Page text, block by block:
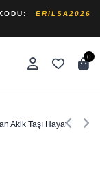
ERILSA2026
0
Akik Taşı Hayat Ağacı